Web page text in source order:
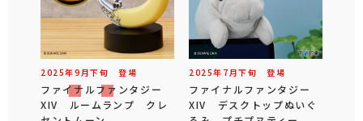
2025年9 月下旬 登場
ファイナルファンタジー
XIV ルームランプ クレ
2025年 7 月下旬 登場
ファイナルファンタジー
XIV デスクトップぬいぐ